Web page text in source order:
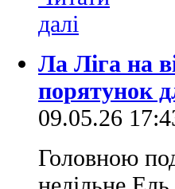
Ла Ліга на
порятунок
09.05.26
Головною